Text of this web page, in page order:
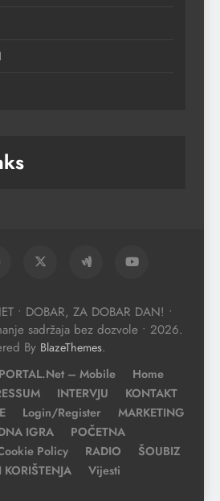
• DOBAR, ZA DOBAR DAN! •
sadržaja bez dozvole • 2026.
By BlazeThemes.
– Mobile
Home
INTERVJU
KONTAKT
Login/Register
MARKETING
IGRA
POČETNA
Policy
RADIO
ŠOUBIZ
Vijesti